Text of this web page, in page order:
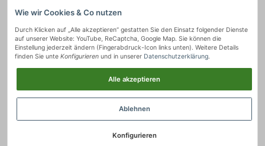
Zahlung & Versand
Wie wir Cookies & Co nutzen
Durch Klicken auf „Alle akzeptieren“ gestatten Sie den Einsatz folgender Dienste
auf unserer Website: YouTube, ReCaptcha, Google Map. Sie können die
Einstellung jederzeit ändern (Fingerabdruck-Icon links unten). Weitere Details
finden Sie unte Konfigurieren und in unserer Datenschutzerklärung.
Alle akzeptieren
Ablehnen
Konfigurieren